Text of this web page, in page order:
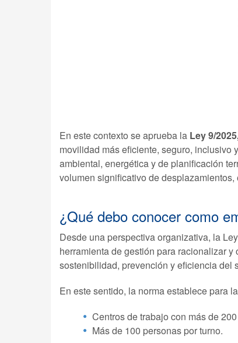
En este contexto se aprueba la Ley 9/
movilidad más eficiente, seguro, inclusivo
ambiental, energética y de planificación
volumen significativo de
¿Qué debo conocer como
Desde una perspectiva organizativa, la
herramienta de gestión para racionalizar
sostenibilidad, prevención y eficiencia del
En este sentido, la norma establece para
Centros de trabajo con más de
Más de 100 personas por turno.